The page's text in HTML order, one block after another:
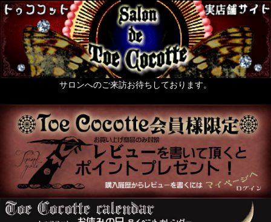
サロンへのご来訪お待ちしております。